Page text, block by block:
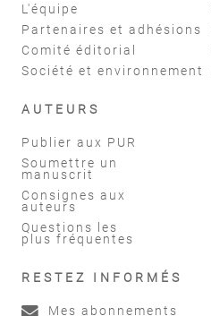
L'équipe
Partenaires et adhésions
Comité éditorial
Société et environnement
AUTEURS
Publier aux PUR
Soumettre un
manuscrit
Consignes aux
auteurs
Questions les
plus fréquentes
RESTEZ INFORMÉS
Mes abonnements